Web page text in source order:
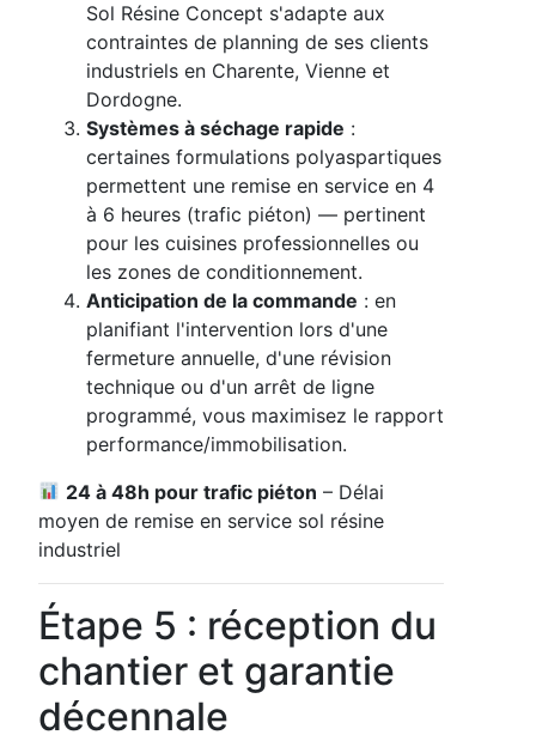
Sol Résine Concept s'adapte aux
contraintes de planning de ses clients
industriels en Charente, Vienne et
Dordogne.
Systèmes à séchage rapide :
certaines formulations polyaspartiques
permettent une remise en service en 4
à 6 heures (trafic piéton) — pertinent
pour les cuisines professionnelles ou
les zones de conditionnement.
Anticipation de la commande : en
planifiant l'intervention lors d'une
fermeture annuelle, d'une révision
technique ou d'un arrêt de ligne
programmé, vous maximisez le rapport
performance/immobilisation.
24 à 48h pour trafic piéton – Délai
moyen de remise en service sol résine
industriel
Étape 5 : réception du
chantier et garantie
décennale